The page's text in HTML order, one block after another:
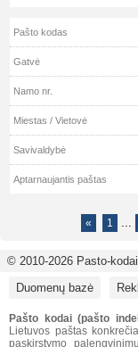
« 1 ...
© 2010-2026 Pasto-
Duomenų bazė
Pašto kodai (pašto
Lietuvos paštas
paskirstymo